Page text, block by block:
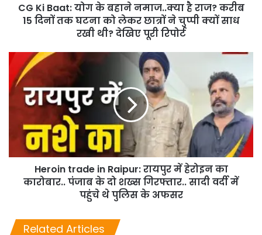
CG Ki Baat: योग के बहाने नमाज..क्या है राज? करीब
15 दिनों तक घटना को लेकर छात्रों ने चुप्पी क्यों साध
रखी थी? देखिए पूरी रिपोर्ट
Heroin trade in Raipur: रायपुर में हेरोइन का
कारोबार.. पंजाब के दो शख्स गिरफ्तार.. सादी वर्दी में
पहुंचे थे पुलिस के अफसर
Related Articles